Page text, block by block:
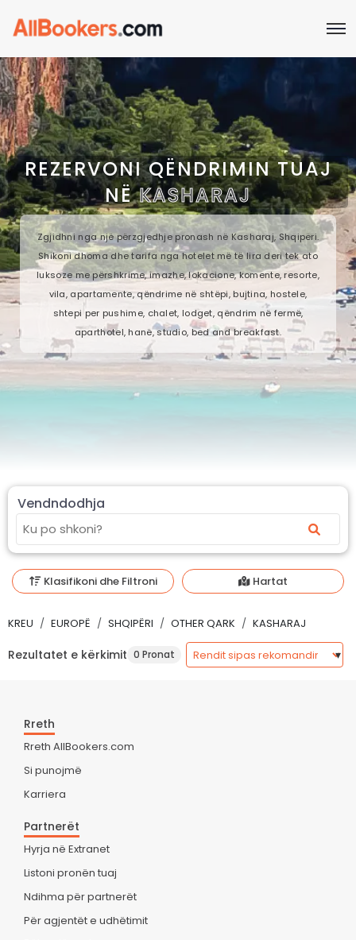
REZERVONI QËNDRIMIN TUAJ
NËKASHARAJ
Zgjidhni nga një përzgjedhje pronash në Kasharaj, Shqipëri.
Shikoni dhoma dhe tarifa nga hotelet më të lira deri tek ato
luksoze me përshkrime, imazhe, lokacione, komente, resorte,
vila, apartamente, qëndrime në shtëpi, bujtina, hostele,
shtepi per pushime, chalet, lodget, qëndrim në fermë,
aparthotel, hanë, studio, bed and breakfast.
Vendndodhja
Klasifikoni dhe Filtroni Hartat
KREU EUROPË SHQIPËRI OTHER QARK KASHARAJ
Rezultatet e kërkimit 0 Pronat
Rreth
Rreth AllBookers.com
Si punojmë
Karriera
Partnerët
Hyrja në Extranet
Listoni pronën tuaj
Ndihma për partnerët
Për agjentët e udhëtimit